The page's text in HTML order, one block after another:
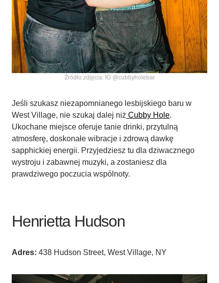
Źródło zdjęcia: IG @cubbyholebar
Jeśli szukasz niezapomnianego lesbijskiego baru w
West Village, nie szukaj dalej niż Cubby Hole.
Ukochane miejsce oferuje tanie drinki, przytulną
atmosferę, doskonałe wibracje i zdrową dawkę
sapphickiej energii. Przyjedziesz tu dla dziwacznego
wystroju i zabawnej muzyki, a zostaniesz dla
prawdziwego poczucia wspólnoty.
Henrietta Hudson
Adres: 438 Hudson Street, West Village, NY